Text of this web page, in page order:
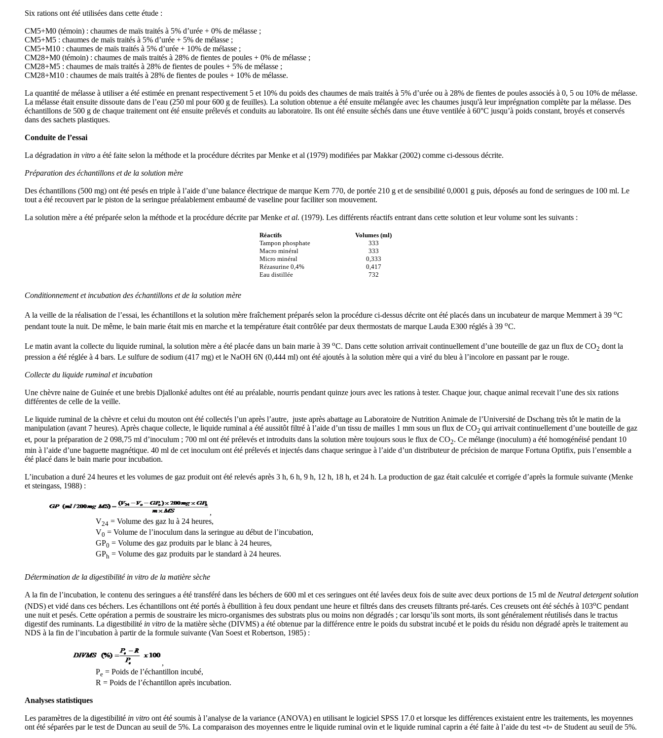
Six rations ont été utilisées dans cette étude :
CM5+M0 (témoin) : chaumes de maïs traités à 5% d’urée + 0% de mélasse ;
CM5+M5 : chaumes de maïs traités à 5% d’urée + 5% de mélasse ;
CM5+M10 : chaumes de maïs traités à 5% d’urée + 10% de mélasse ;
CM28+M0 (témoin) : chaumes de maïs traités à 28% de fientes de poules + 0% de mélasse ;
CM28+M5 : chaumes de maïs traités à 28% de fientes de poules + 5% de mélasse ;
CM28+M10 : chaumes de maïs traités à 28% de fientes de poules + 10% de mélasse.
La quantité de mélasse à utiliser a été estimée en prenant respectivement 5 et 10% du poids des chaumes de maïs traités à 5% d’urée ou à 28% de fientes de poules associés à 0, 5 ou 10% de mélasse.
La mélasse était ensuite dissoute dans de l’eau (250 ml pour 600 g de feuilles). La solution obtenue a été ensuite mélangée avec les chaumes jusqu'à leur imprégnation complète par la mélasse. Des
échantillons de 500 g de chaque traitement ont été ensuite prélevés et conduits au laboratoire. Ils ont été ensuite séchés dans une étuve ventilée à 60°C jusqu’à poids constant, broyés et conservés
dans des sachets plastiques.
Conduite de l’essai
La dégradation in vitro a été faite selon la méthode et la procédure décrites par Menke et al (1979) modifiées par Makkar (2002) comme ci-dessous décrite.
Préparation des échantillons et de la solution mère
Des échantillons (500 mg) ont été pesés en triple à l’aide d’une balance électrique de marque Kern 770, de portée 210 g et de sensibilité 0,0001 g puis, déposés au fond de seringues de 100 ml. Le
tout a été recouvert par le piston de la seringue préalablement embaumé de vaseline pour faciliter son mouvement.
La solution mère a été préparée selon la méthode et la procédure décrite par Menke et al. (1979). Les différents réactifs entrant dans cette solution et leur volume sont les suivants :
Réactifs
Volumes (ml)
Tampon phosphate
333
Macro minéral
333
Micro minéral
0,333
Rézasurine 0,4%
0,417
Eau distillée
732
Conditionnement et incubation des échantillons et de la solution mère
A la veille de la réalisation de l’essai, les échantillons et la solution mère fraîchement préparés selon la procédure ci-dessus décrite ont été placés dans un incubateur de marque Memmert à 39 oC
pendant toute la nuit. De même, le bain marie était mis en marche et la température était contrôlée par deux thermostats de marque Lauda E300 réglés à 39 oC.
Le matin avant la collecte du liquide ruminal, la solution mère a été placée dans un bain marie à 39 oC. Dans cette solution arrivait continuellement d’une bouteille de gaz un flux de CO2 dont la
pression a été réglée à 4 bars. Le sulfure de sodium (417 mg) et le NaOH 6N (0,444 ml) ont été ajoutés à la solution mère qui a viré du bleu à l’incolore en passant par le rouge.
Collecte du liquide ruminal et incubation
Une chèvre naine de Guinée et une brebis Djallonké adultes ont été au préalable, nourris pendant quinze jours avec les rations à tester. Chaque jour, chaque animal recevait l’une des six rations
différentes de celle de la veille.
Le liquide ruminal de la chèvre et celui du mouton ont été collectés l’un après l’autre, juste après abattage au Laboratoire de Nutrition Animale de l’Université de Dschang très tôt le matin de la
manipulation (avant 7 heures). Après chaque collecte, le liquide ruminal a été aussitôt filtré à l’aide d’un tissu de mailles 1 mm sous un flux de CO2 qui arrivait continuellement d’une bouteille de gaz
et, pour la préparation de 2 098,75 ml d’inoculum ; 700 ml ont été prélevés et introduits dans la solution mère toujours sous le flux de CO2. Ce mélange (inoculum) a été homogénéisé pendant 10
min à l’aide d’une baguette magnétique. 40 ml de cet inoculum ont été prélevés et injectés dans chaque seringue à l’aide d’un distributeur de précision de marque Fortuna Optifix, puis l’ensemble a
été placé dans le bain marie pour incubation.
L’incubation a duré 24 heures et les volumes de gaz produit ont été relevés après 3 h, 6 h, 9 h, 12 h, 18 h, et 24 h. La production de gaz était calculée et corrigée d’après la formule suivante (Menke
et steingass, 1988) :
,
V24 = Volume des gaz lu à 24 heures,
V0 = Volume de l’inoculum dans la seringue au début de l’incubation,
GP0 = Volume des gaz produits par le blanc à 24 heures,
GPh = Volume des gaz produits par le standard à 24 heures.
Détermination de la digestibilitéin vitro de la matière sèche
A la fin de l’incubation, le contenu des seringues a été transféré dans les béchers de 600 ml et ces seringues ont été lavées deux fois de suite avec deux portions de 15 ml de Neutral detergent solution
(NDS) et vidé dans ces béchers. Les échantillons ont été portés à ébullition à feu doux pendant une heure et filtrés dans des creusets filtrants pré-tarés. Ces creusets ont été séchés à 103oC pendant
une nuit et pesés. Cette opération a permis de soustraire les micro-organismes des substrats plus ou moins non dégradés ; car lorsqu’ils sont morts, ils sont généralement réutilisés dans le tractus
digestif des ruminants. La digestibilité in vitro de la matière sèche (DIVMS) a été obtenue par la différence entre le poids du substrat incubé et le poids du résidu non dégradé après le traitement au
NDS à la fin de l’incubation à partir de la formule suivante (Van Soest et Robertson, 1985) :
,
Pe = Poids de l’échantillon incubé,
R = Poids de l’échantillon après incubation.
Analyses statistiques
Les paramètres de la digestibilité in vitro ont été soumis à l’analyse de la variance (ANOVA) en utilisant le logiciel SPSS 17.0 et lorsque les différences existaient entre les traitements, les moyennes
ont été séparées par le test de Duncan au seuil de 5%. La comparaison des moyennes entre le liquide ruminal ovin et le liquide ruminal caprin a été faite à l’aide du test «t» de Student au seuil de 5%.